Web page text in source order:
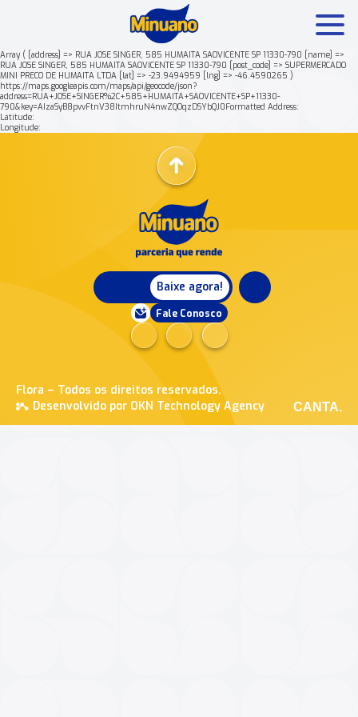
Array ( [address] => RUA JOSE SINGER, 585 HUMAITA SAOVICENTE SP 11330-790 [name] =>
RUA JOSE SINGER, 585 HUMAITA SAOVICENTE SP 11330-790 [post_code] => SUPERMERCADO
MINI PRECO DE HUMAITA LTDA [lat] => -23.9494959 [lng] => -46.4590265 )
https://maps.googleapis.com/maps/api/geocode/json?
address=RUA+JOSE+SINGER%2C+585+HUMAITA+SAOVICENTE+SP+11330-
790&key=AIzaSyB8pvvFtnV38ItmhruN4nwZQOqzDSYbQJ0Formatted Address:
Latitude:
Longitude:
Baixe agora!
Fale Conosco
Flora – Todos os direitos reservados.
Desenvolvido por OKN Technology Agency
CANTA.
Mais buscados: Produtos Minuano Rende +
Nossa história